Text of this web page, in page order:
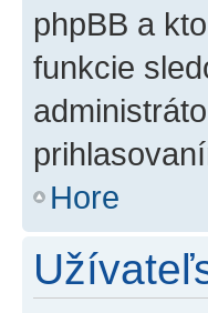
phpBB a
funkcie
Hore